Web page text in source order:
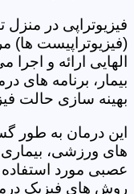
فیزیوتراپی در
(فیزیوتراپیست ها)
الهایی ارائه و
بیمار، برنامه های
بهینه سازی حالت
این درمان به طور
های ورزشی،
عصبی مورد استفاده
روش های فیزیک